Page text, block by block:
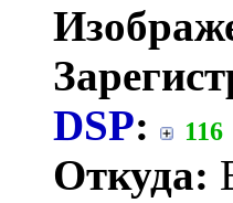
DSP: 116
Откуда: